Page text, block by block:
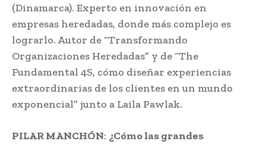
(Dinamarca). Experto en innovación en
empresas heredadas, donde más complejo es
lograrlo. Autor de “Transformando
Organizaciones Heredadas” y de “The
Fundamental 4S, cómo diseñar experiencias
extraordinarias de los clientes en un mundo
exponencial” junto a Laila Pawlak.
PILAR MANCHÓN: ¿Cómo las grandes